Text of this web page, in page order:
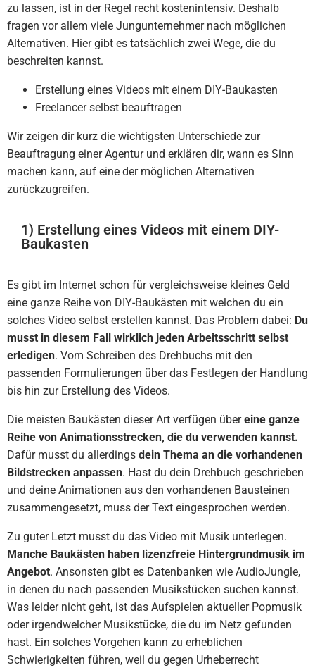
zu lassen, ist in der Regel recht kostenintensiv. Deshalb
fragen vor allem viele Jungunternehmer nach möglichen
Alternativen. Hier gibt es tatsächlich zwei Wege, die du
beschreiten kannst.
Erstellung eines Videos mit einem DIY-Baukasten
Freelancer selbst beauftragen
Wir zeigen dir kurz die wichtigsten Unterschiede zur
Beauftragung einer Agentur und erklären dir, wann es Sinn
machen kann, auf eine der möglichen Alternativen
zurückzugreifen.
1) Erstellung eines Videos mit einem DIY-
Baukasten
Es gibt im Internet schon für vergleichsweise kleines Geld
eine ganze Reihe von DIY-Baukästen mit welchen du ein
solches Video selbst erstellen kannst. Das Problem dabei: Du
musst in diesem Fall wirklich jeden Arbeitsschritt selbst
erledigen. Vom Schreiben des Drehbuchs mit den
passenden Formulierungen über das Festlegen der Handlung
bis hin zur Erstellung des Videos.
Die meisten Baukästen dieser Art verfügen übereine ganze
Reihe von Animationsstrecken, die du verwenden kannst.
Dafür musst du allerdings dein Thema an die vorhandenen
Bildstrecken anpassen. Hast du dein Drehbuch geschrieben
und deine Animationen aus den vorhandenen Bausteinen
zusammengesetzt, muss der Text eingesprochen werden.
Zu guter Letzt musst du das Video mit Musik unterlegen.
Manche Baukästen haben lizenzfreie Hintergrundmusik im
Angebot. Ansonsten gibt es Datenbanken wie AudioJungle,
in denen du nach passenden Musikstücken suchen kannst.
Was leider nicht geht, ist das Aufspielen aktueller Popmusik
oder irgendwelcher Musikstücke, die du im Netz gefunden
hast. Ein solches Vorgehen kann zu erheblichen
Schwierigkeiten führen, weil du gegen Urheberrecht